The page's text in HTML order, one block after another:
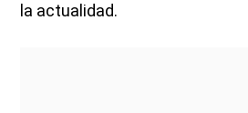
la actualidad.